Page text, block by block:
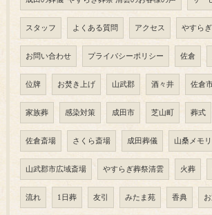
スタッフ よくある質問 アクセス やすら
お問い合わせ プライバシーポリシー 佐倉
位牌 お焚き上げ 山武郡 酒々井 佐倉
家族葬 感染対策 成田市 芝山町 葬式
佐倉斎場 さくら斎場 成田葬儀 山桑メモ
山武郡市広域斎場 やすらぎ葬祭清雲 火葬
流れ 1日葬 友引 みたま苑 香典